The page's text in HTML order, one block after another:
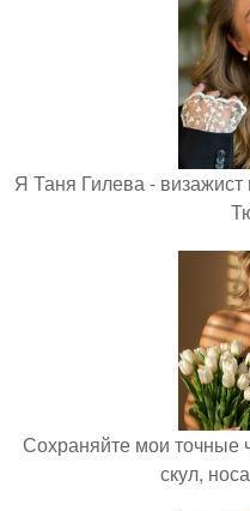
Я Таня Гилева - визажист
Сохраняйте мои точные
скул,